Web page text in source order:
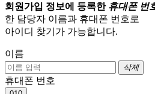
회원가입 정보에 등록한 휴대폰 번
한 담당자 이름과 휴대폰 번호로
아이디 찾기가 가능합니다.
이름
삭제
휴대폰 번호